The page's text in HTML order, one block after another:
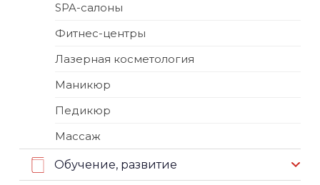
SPA-салоны
Фитнес-центры
Лазерная косметология
Маникюр
Педикюр
Массаж
Обучение, развитие